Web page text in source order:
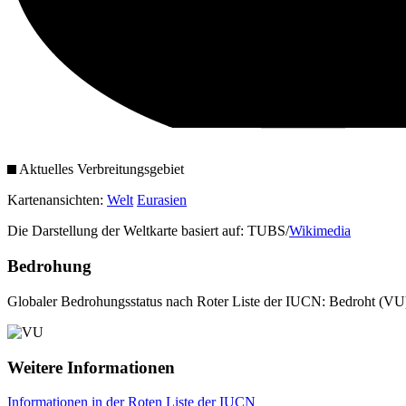
Aktuelles Verbreitungsgebiet
Kartenansichten: Welt Eurasien
Die Darstellung der Weltkarte basiert auf: TUBS/Wikimedia
Bedrohung
Globaler Bedrohungsstatus nach Roter Liste der IUCN: Bedroht
Weitere Informationen
Informationen in der Roten Liste der IUCN